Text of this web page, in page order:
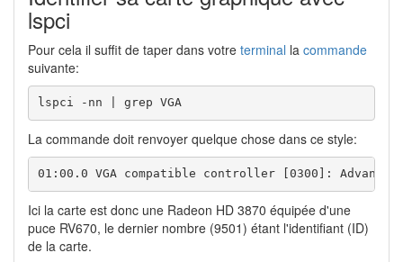
lspci
Pour cela il suffit de taper dans votre terminal la commande
suivante:
lspci -nn | grep VGA
La commande doit renvoyer quelque chose dans ce style:
01:00.0 VGA compatible controller [0300]: Advanced
Ici la carte est donc une Radeon HD 3870 équipée d'une
puce RV670, le dernier nombre (9501) étant l'identifiant (ID)
de la carte.